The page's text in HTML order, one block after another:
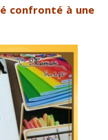
confronté à une